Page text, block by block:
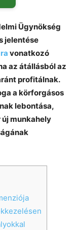
Ügynökség
jelentése
vonatkozó
az átállásból az
profitálnak.
a körforgásos
lebontása,
munkahely